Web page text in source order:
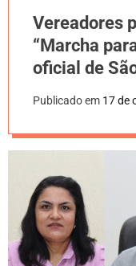
Vereadores
“Marcha
oficial de
Publicado em 17 de